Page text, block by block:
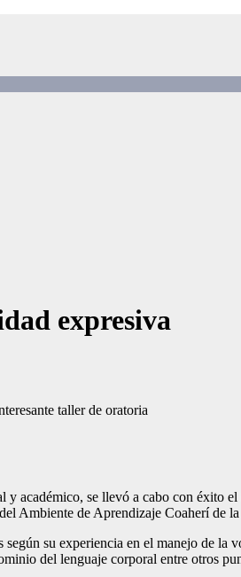
expresiva
taller de oratoria
académico, se llevó a cabo con éxito
Ambiente de Aprendizaje Coaherí de
su experiencia en el manejo de la
del lenguaje corporal entre otros